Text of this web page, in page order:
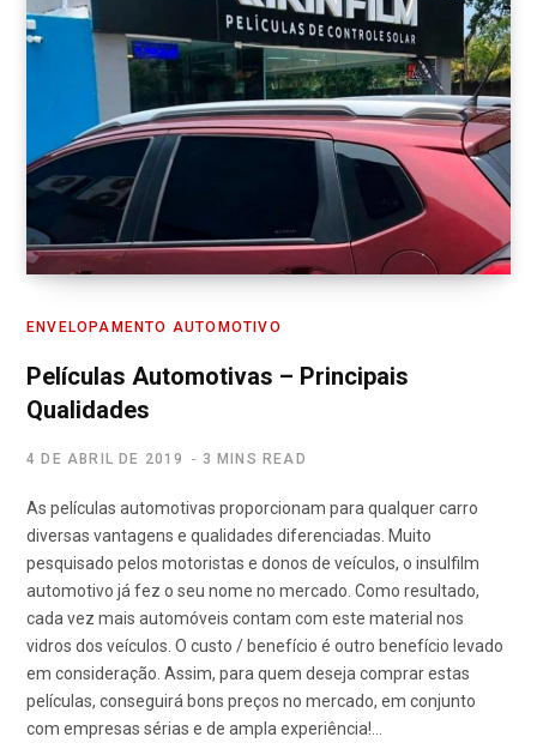
ENVELOPAMENTO AUTOMOTIVO
Películas Automotivas – Principais
Qualidades
4 DE ABRIL DE 2019 3 MINS READ
As películas automotivas proporcionam para qualquer carro
diversas vantagens e qualidades diferenciadas. Muito
pesquisado pelos motoristas e donos de veículos, o insulfilm
automotivo já fez o seu nome no mercado. Como resultado,
cada vez mais automóveis contam com este material nos
vidros dos veículos. O custo / benefício é outro benefício levado
em consideração. Assim, para quem deseja comprar estas
películas, conseguirá bons preços no mercado, em conjunto
com empresas sérias e de ampla experiência!…